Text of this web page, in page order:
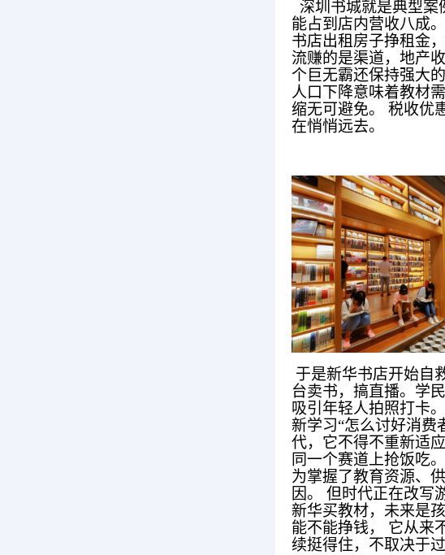
深圳书城就是典型案
能占到店内营收八成
书店出租房子挣租金
流赚的是渠道，地产
个巨无霸还保持强大
人口下降意味着教材
缩无可避免。 税收优
在悄悄远去。
于是新华书店开始自
台卖书，搞直播。学
吸引年轻人拍照打卡
新学习“怎么讨好消费
代，它不得不重新适
同一个赛道上抢饭吃
为掌握了教育资源、
因。 但时代正在改写
新华买教材，未来是
能不能挣钱， 它从来
续挺得住，不取决于